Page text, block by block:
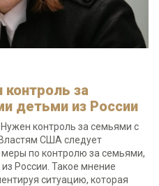
за
детьми из России
контроль за семьями с
США следует
по контролю за семьями,
России. Такое мнение
ситуацию, которая